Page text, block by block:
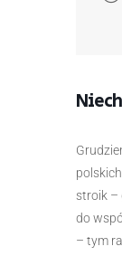
stroik –
do
– tym